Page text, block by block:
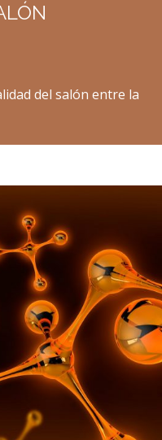
del salón entre la